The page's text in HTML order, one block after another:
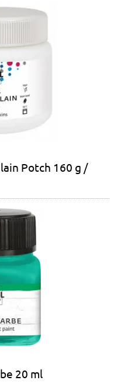
Potch 160 g /
20 ml